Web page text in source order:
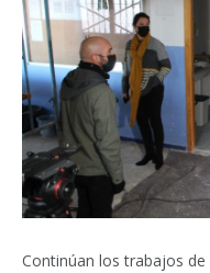
Continúan los trabajos